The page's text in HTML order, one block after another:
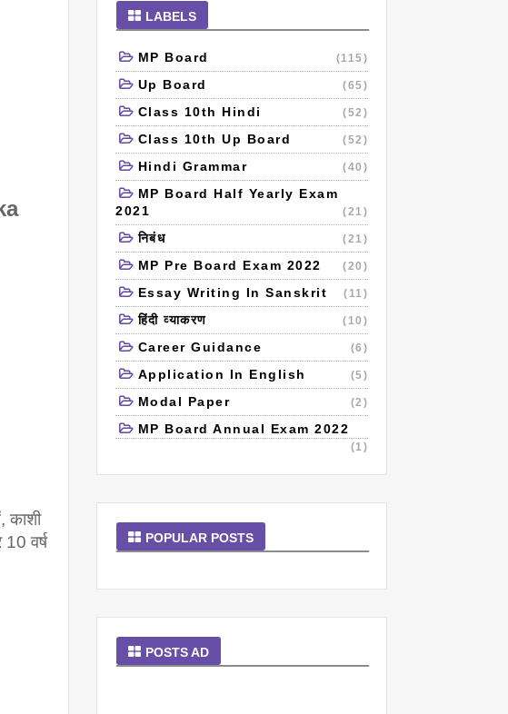
काशी
वर्ष
LABELS
MP Board (115)
Up Board (65)
Class 10th Hindi (52)
Class 10th Up Board (52)
Hindi Grammar (40)
MP Board Half Yearly Exam
2021
(21)
निबंध (21)
MP Pre Board Exam 2022 (20)
Essay Writing In Sanskrit (11)
हिंदी व्याकरण (10)
Career Guidance (6)
Application In English (5)
Modal Paper (2)
MP Board Annual Exam 2022
(1)
POPULAR POSTS
POSTS AD